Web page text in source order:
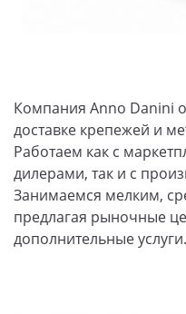
Компания Anno Danini
доставке крепежей и
Работаем как с
дилерами, так и с
Занимаемся мелким,
предлагая рыночные
дополнительные услуги.